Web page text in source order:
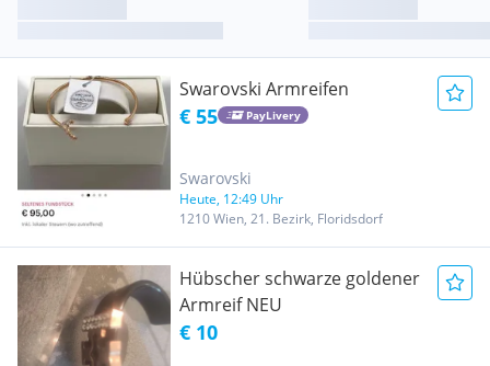
Swarovski Armreifen
€ 55 PayLivery
Swarovski
Heute, 12:49 Uhr
1210 Wien, 21. Bezirk, Floridsdorf
Hübscher schwarze goldener
Armreif NEU
€ 10